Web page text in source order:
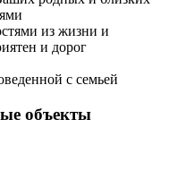
из жизни и
и дорог
с семьей
объекты